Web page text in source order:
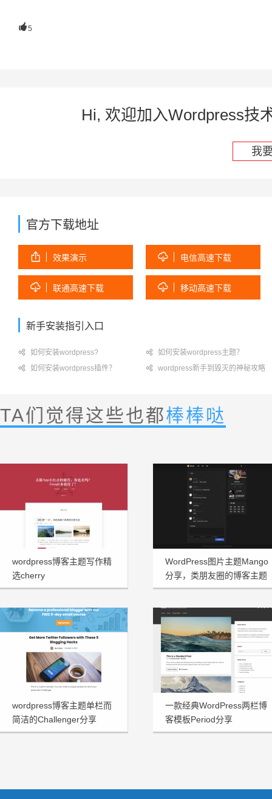
5
Hi, 欢迎加入Wordpress技
我
官方下载地址
 效果演示  电信高速下载
 联通高速下载  移动高速下载
新手安装指引入口
 如何安装wordpress?  如何安装wordpress主题？
 如何安装wordpress插件？  wordpress新手到毁灭的神秘攻略
TA们觉得这些也都棒棒哒
wordpress博客主题写作精
选cherry
WordPress图片主题Mango
分享，类朋友圈的博客主题
wordpress博客主题单栏而
简洁的Challenger分享
一款经典WordPress两栏博
客模板Period分享